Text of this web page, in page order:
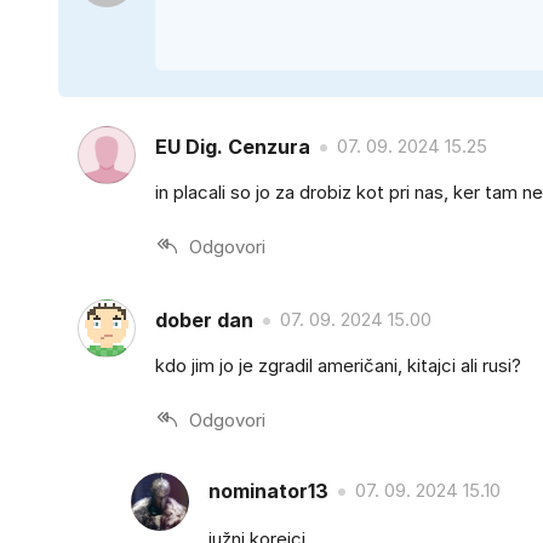
EU Dig. Cenzura
07. 09. 2024 15.25
in placali so jo za drobiz kot pri nas, ker tam
Odgovori
dober dan
07. 09. 2024 15.00
kdo jim jo je zgradil američani, kitajci ali rusi?
Odgovori
nominator13 07. 09. 2024 15.10
južni korejci